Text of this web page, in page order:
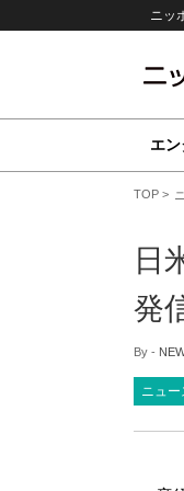
ニッ
エン
TOP
日
発
By -
ニュー